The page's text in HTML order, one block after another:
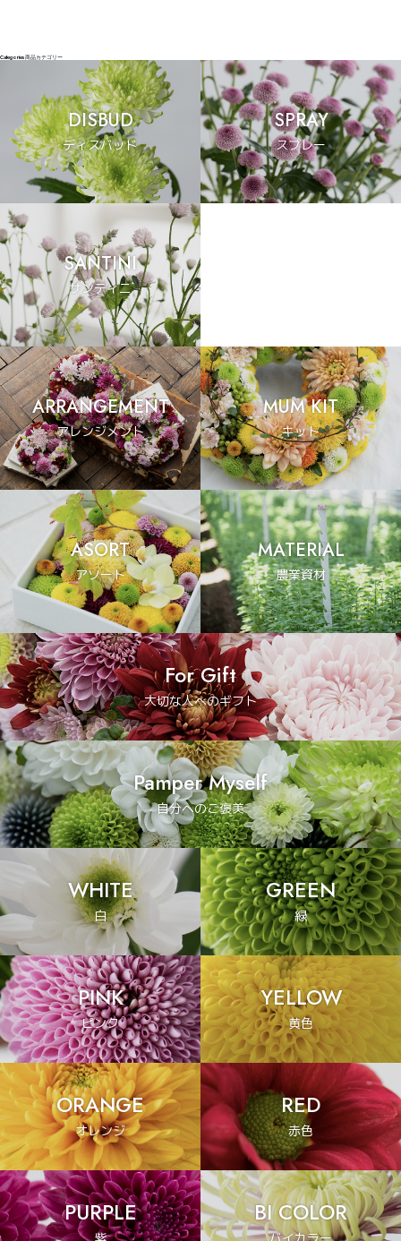
Categories商品カテゴリー
DISBUD
ディスバッド
SPRAY
スプレー
SANTINI
サンティニ
ARRANGEMENT
アレンジメント
MUM KIT
キット
ASORT
アソート
MATERIAL
農業資材
For Gift
大切な人へのギフト
Pamper Myself
自分へのご褒美
WHITE
白
GREEN
緑
PINK
ピンク
YELLOW
黄色
ORANGE
オレンジ
RED
赤色
PURPLE BI COLOR